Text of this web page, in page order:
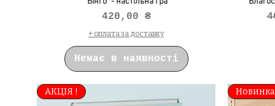
Ціна
420,00 ₴
+ оплата за доставку
Немає в наявності
АКЦІЯ !